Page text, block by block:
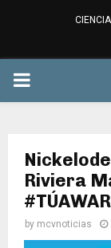
PRIMARY
Riviera
by mcvnoticias